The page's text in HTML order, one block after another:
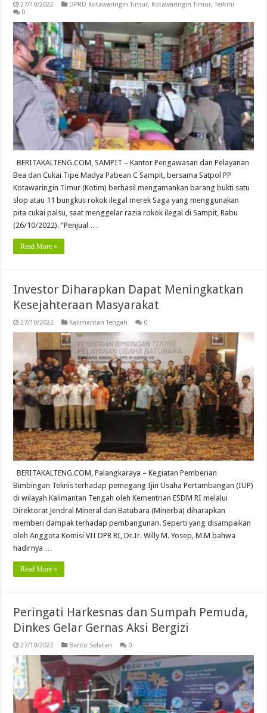
27/10/2022 DPRD Kotawaringin Timur, Kotawaringin Timur,Terkini
0
BERITAKALTENG.COM, SAMPIT – Kantor Pengawasan dan Pelayanan
Bea dan Cukai Tipe Madya Pabean C Sampit, bersama Satpol PP
Kotawaringin Timur (Kotim) berhasil mengamankan barang bukti satu
slop atau 11 bungkus rokok ilegal merek Saga yang menggunakan
pita cukai palsu, saat menggelar razia rokok ilegal di Sampit, Rabu
(26/10/2022). “Penjual …
Read More »
Investor Diharapkan Dapat Meningkatkan
Kesejahteraan Masyarakat
27/10/2022 Kalimantan Tengah 0
BERITAKALTENG.COM, Palangkaraya – Kegiatan Pemberian
Bimbingan Teknis terhadap pemegang Ijin Usaha Pertambangan (IUP)
di wilayah Kalimantan Tengah oleh Kementrian ESDM RI melalui
Direktorat Jendral Mineral dan Batubara (Minerba) diharapkan
memberi dampak terhadap pembangunan. Seperti yang disampaikan
oleh Anggota Komisi VII DPR RI, Dr.Ir. Willy M. Yosep, M.M bahwa
hadirnya …
Read More »
Peringati Harkesnas dan Sumpah Pemuda,
Dinkes Gelar Gernas Aksi Bergizi
27/10/2022 Barito Selatan 0